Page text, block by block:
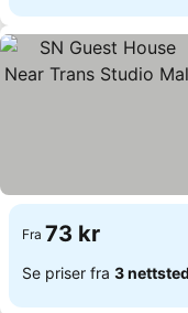
Fra 73 kr
Se priser fra 3